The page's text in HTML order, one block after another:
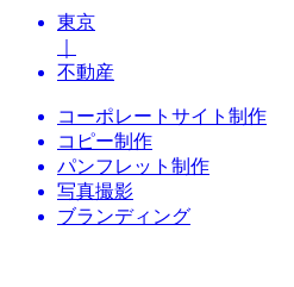
東京
不動産
コーポレートサイト制作
コピー制作
パンフレット制作
写真撮影
ブランディング